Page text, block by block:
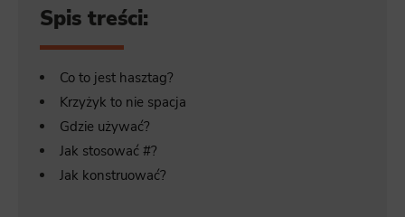
Spis treści:
Co to jest hasztag?
Krzyżyk to nie spacja
Gdzie używać?
Jak stosować #?
Jak konstruować?